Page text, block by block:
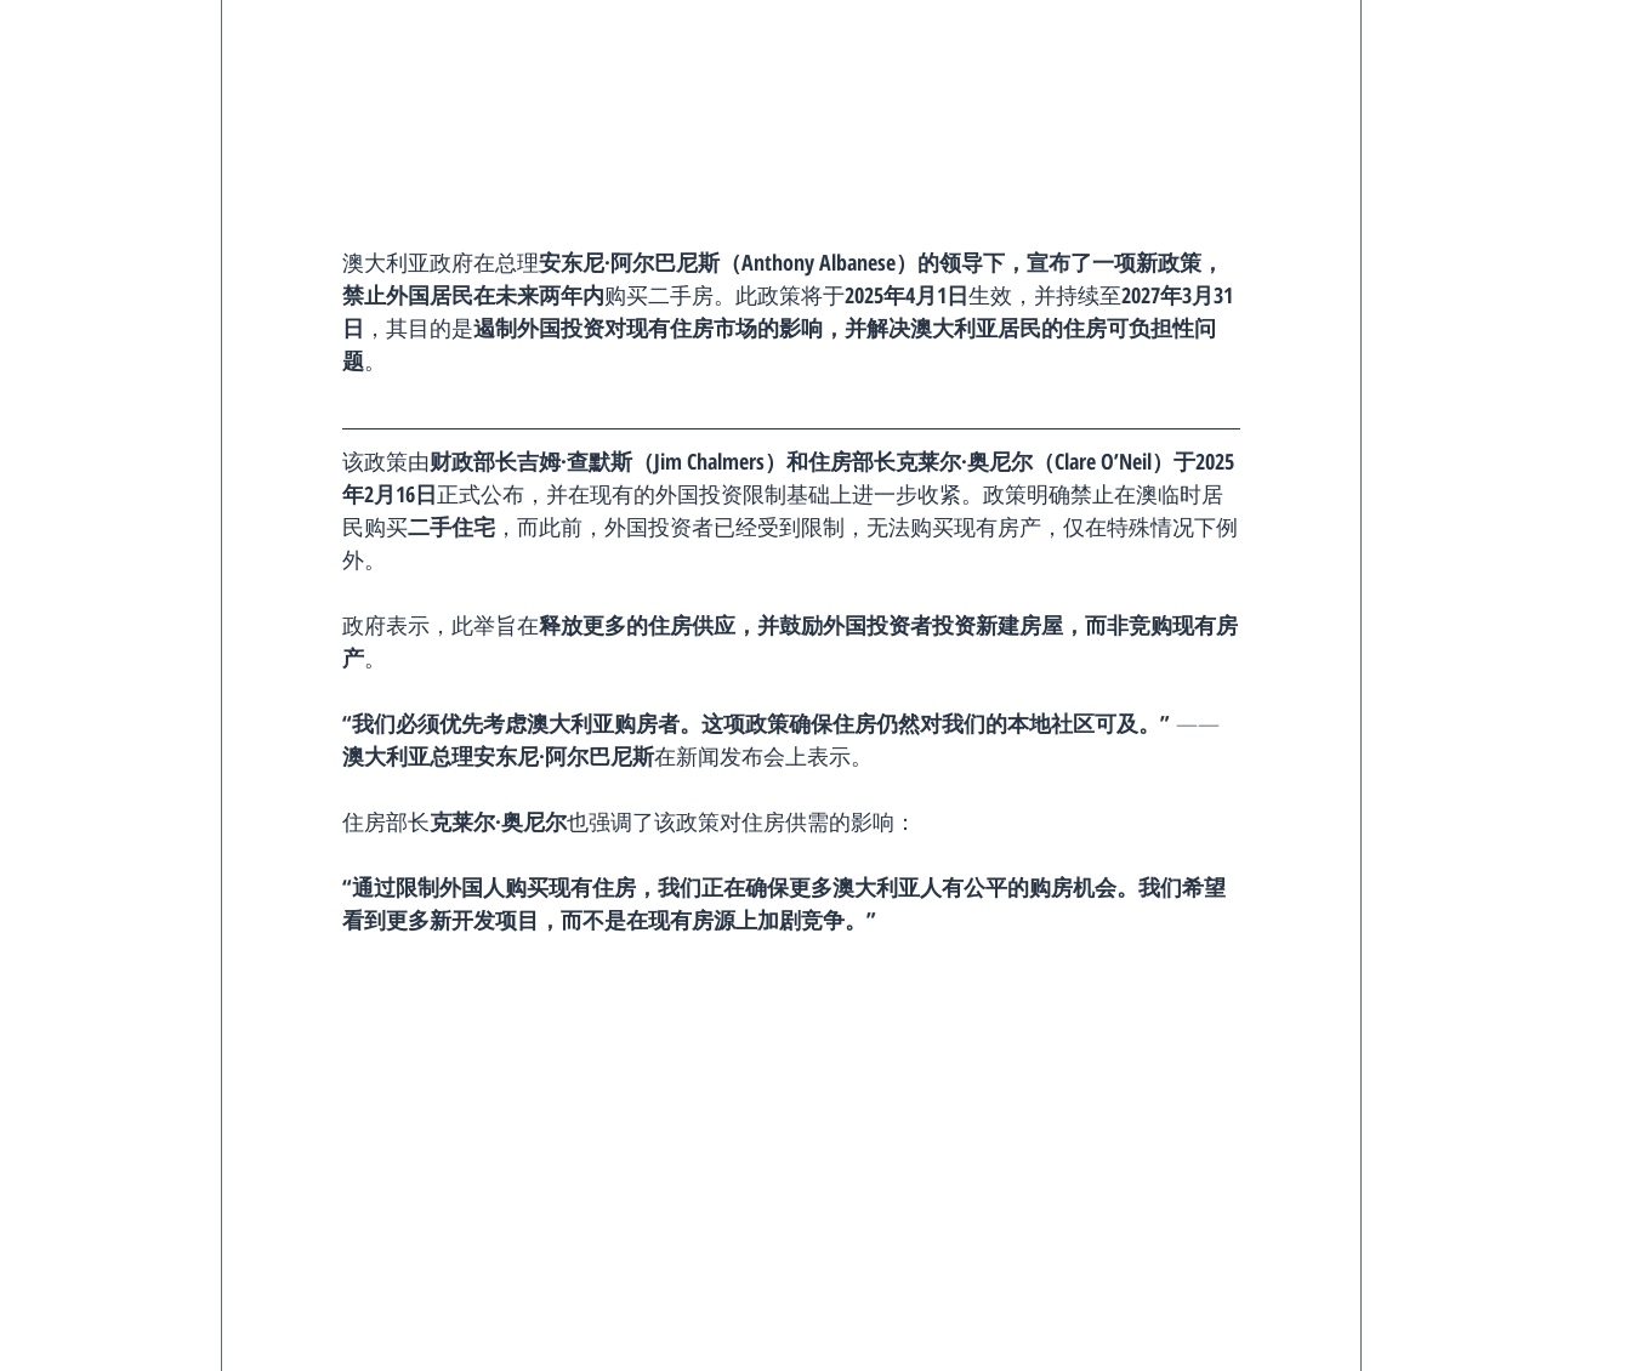
澳大利亚政府在总理安东尼·阿尔巴尼斯（Anthony Albanese）的领导下，宣布了一项新政策，
禁止外国居民在未来两年内购买二手房。此政策将于2025年4月1日生效，并持续至2027年3月31
日 ，其目的是遏制外国投资对现有住房市场的影响，并解决澳大利亚居民的住房可负担性问
题。
该政策由财政部长吉姆·查默斯（Jim Chalmers）和住房部长克莱尔·奥尼尔（Clare O’Neil）于2025
年2月16日正式公布，并在现有的外国投资限制基础上进一步收紧。政策明确禁止在澳临时居
民购买二手住宅 ，而此前，外国投资者已经受到限制，无法购买现有房产，仅在特殊情况下例
外。
政府表示，此举旨在释放更多的住房供应，并鼓励外国投资者投资新建房屋，而非竞购现有房
产。
“我们必须优先考虑澳大利亚购房者。这项政策确保住房仍然对我们的本地社区可及。” ——
澳大利亚总理安东尼·阿尔巴尼斯在新闻发布会上表示。
住房部长克莱尔·奥尼尔也强调了该政策对住房供需的影响：
“通过限制外国人购买现有住房，我们正在确保更多澳大利亚人有公平的购房机会。我们希望
看到更多新开发项目，而不是在现有房源上加剧竞争。”